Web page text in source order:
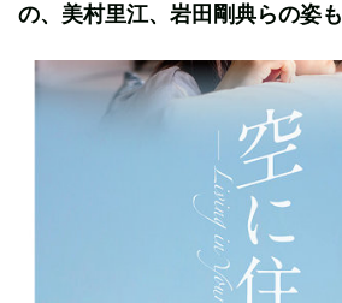
の、美村里江、岩田剛典らの姿も